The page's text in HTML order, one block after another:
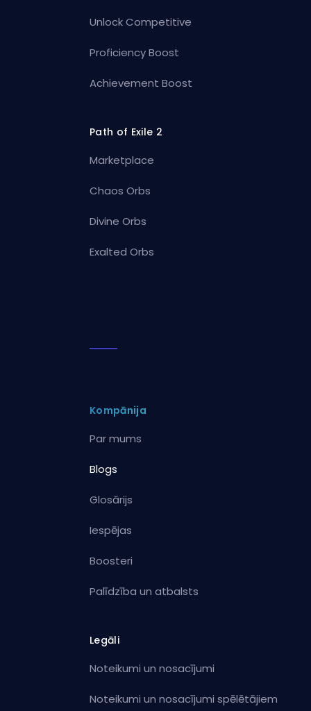
Unlock Competitive
Proficiency Boost
Achievement Boost
Path of Exile 2
Marketplace
Chaos Orbs
Divine Orbs
Exalted Orbs
Kompānija
Par mums
Blogs
Glosārijs
Iespējas
Boosteri
Palīdzība un atbalsts
Legāli
Noteikumi un nosacījumi
Noteikumi un nosacījumi spēlētājiem